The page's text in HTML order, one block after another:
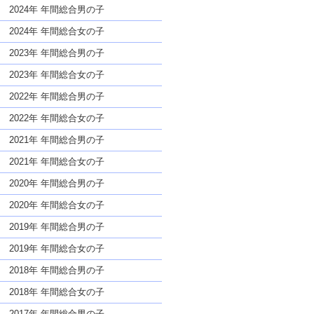
名前であっても奇抜すぎない
2024年 年間総合男の子
2024年 年間総合女の子
2023年 年間総合男の子
2023年 年間総合女の子
2022年 年間総合男の子
2022年 年間総合女の子
2021年 年間総合男の子
2021年 年間総合女の子
2020年 年間総合男の子
2020年 年間総合女の子
2019年 年間総合男の子
2019年 年間総合女の子
2018年 年間総合男の子
2018年 年間総合女の子